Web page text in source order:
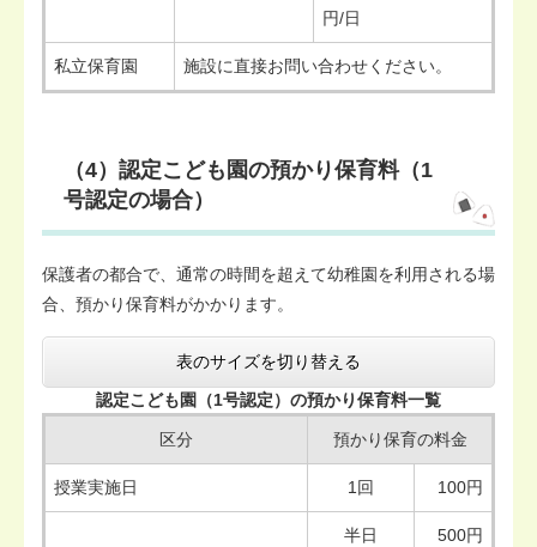
円/日
私立保育園 施設に直接お問い合わせください。
（4）認定こども園の預かり保育料（1
号認定の場合）
保護者の都合で、通常の時間を超えて幼稚園を利用される場
合、預かり保育料がかかります。
表のサイズを切り替える
認定こども園（1号認定）の預かり保育料一覧
区分 預かり保育の料金
授業実施日 1回 100円
半日 500円